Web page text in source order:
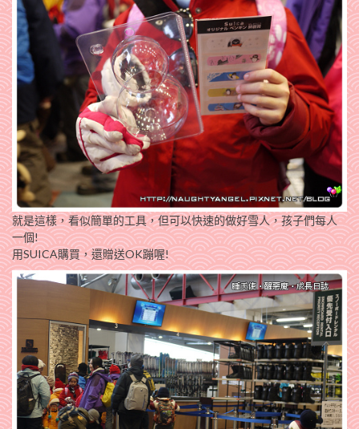
就是這樣，看似簡單的工具，但可以快速的做好雪人，孩子們每人
一個!
用SUICA購買，還贈送OK蹦喔!